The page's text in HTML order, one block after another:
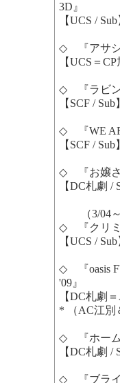
3D』
【UCS /
◇ 『アサシ
【UCS＝
◇ 『ラビン
【SCF / Sub
◇ 『WE
【SCF / Sub
◇ 『お嬢さ
【DC札劇 /
（3/04
◇ 『クリミ
【UCS /
◇ 『oasis
'09』
【DC札劇
* （AC江別
◇ 『ホーム
【DC札劇 /
◇ 『ブライ